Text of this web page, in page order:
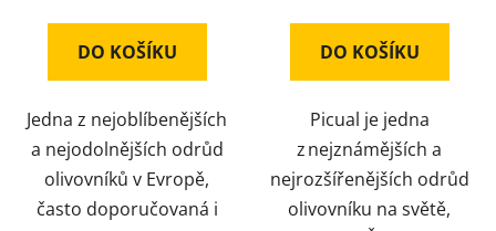
DO KOŠÍKU
Jedna z nejoblíbenějších
a nejodolnějších odrůd
olivovníků v Evropě,
často doporučovaná i
DO KOŠÍKU
Picual je jedna
z nejznámějších a
nejrozšířenějších odrůd
olivovníku na světě,